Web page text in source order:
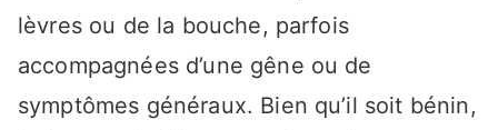
lèvres ou de la bouche, parfois
accompagnées d’une gêne ou de
symptômes généraux. Bien qu’il soit bénin,